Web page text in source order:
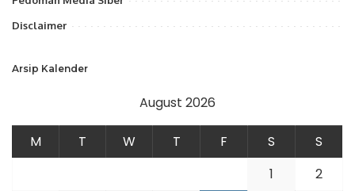
Disclaimer
Arsip Kalender
August 2026
M T W T F S
S
1
2